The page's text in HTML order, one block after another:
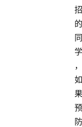
招
的
同
学
，
如
果
预
防